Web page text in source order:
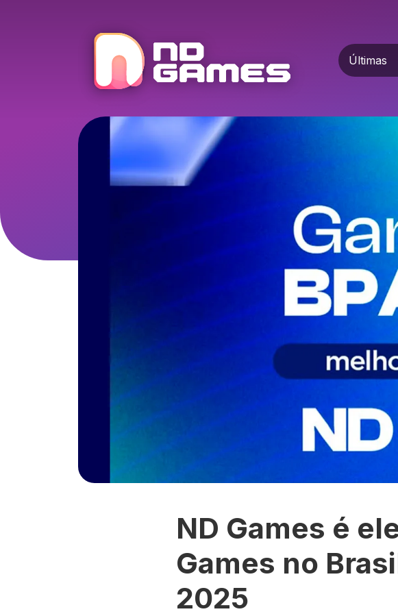
Últimas
ND Games é
Games no
2025